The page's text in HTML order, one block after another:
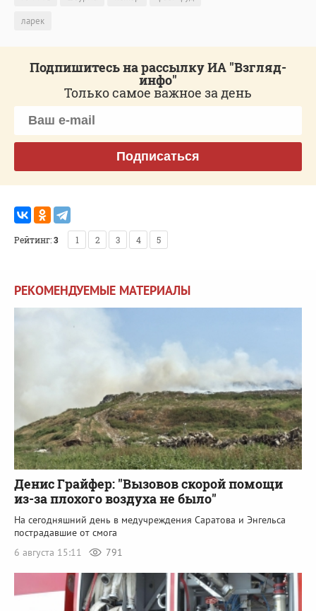
ларек
Подпишитесь на рассылку ИА "Взгляд-
инфо"
Только самое важное за день
Подписаться
Рейтинг:3 1 2 3 4 5
РЕКОМЕНДУЕМЫЕ МАТЕРИАЛЫ
Денис Грайфер: "Вызовов скорой помощи
из-за плохого воздуха не было"
На сегодняшний день в медучреждения Саратова и Энгельса
пострадавшие от смога
6 августа 15:11
791